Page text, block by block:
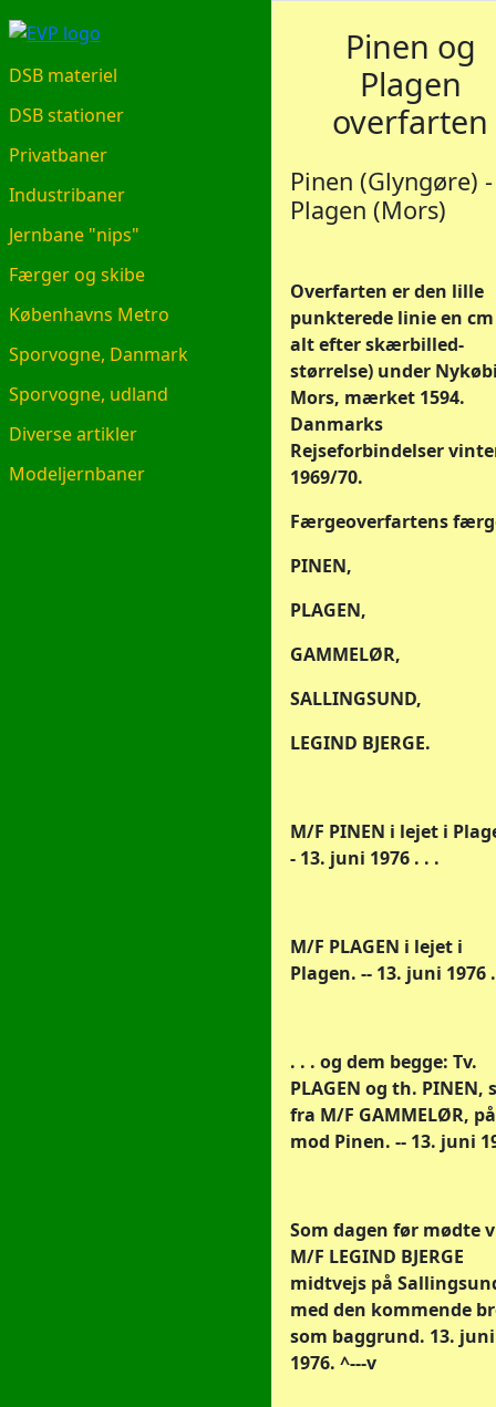
EVP.DK
DSB materiel
DSB stationer
Privatbaner
Industribaner
Jernbane "nips"
Færger og skibe
Københavns Metro
Sporvogne, Danmark
Sporvogne, udland
Diverse artikler
Modeljernbaner
Pinen og
Plagen
overfarten
Pinen (Glyngøre) -
Plagen (Mors)
Overfarten er den lille
punkterede linie en cm
alt efter skærbilled-
størrelse) under
Mors, mærket 1594.
Danmarks
Rejseforbindelser
1969/70.
Færgeoverfartens
PINEN,
PLAGEN,
GAMMELØR,
SALLINGSUND,
LEGIND BJERGE.
M/F PINEN i lejet i
- 13. juni 1976 . . .
M/F PLAGEN i lejet i
Plagen. -- 13. juni 1976
. . . og dem begge: Tv.
PLAGEN og th. PINEN,
fra M/F GAMMELØR,
mod Pinen. -- 13. juni
Som dagen før mødte
M/F LEGIND BJERGE
midtvejs på
med den kommende
som baggrund. 13. juni
1976. ^---v